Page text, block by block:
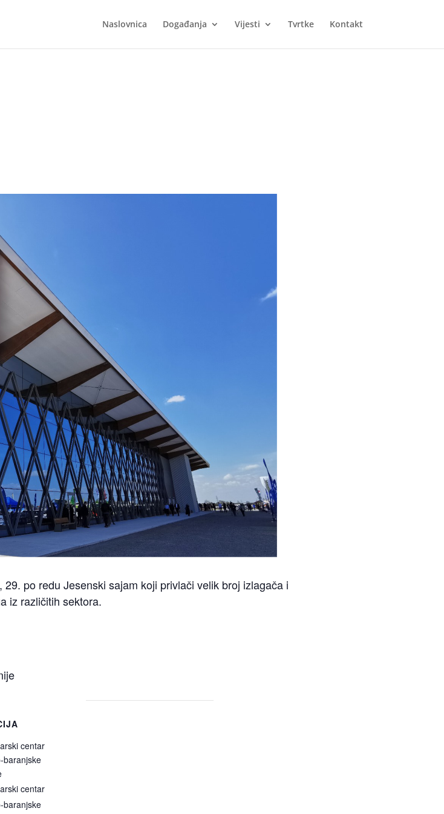
Naslovnica Događanja Vijesti Tvrtke Kontakt
po redu Jesenski sajam koji privlači velik broj izlagača i
iz različitih sektora.
centar
baranjske
centar
baranjske